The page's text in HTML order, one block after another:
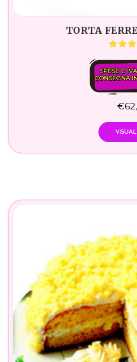
TORTA
SPESE E
CONSEGNA
€